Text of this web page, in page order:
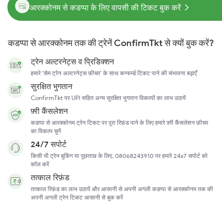
आरक्कोनम से कडप्पा के लिए वापसी की टिकट बुक करें
कडप्पा से आरक्कोनम तक की ट्रेनें ConfirmTkt से क्यों बुक करें?
ट्रेन अल्टरनेट्स व प्रिडिक्शन
हमारे 'सेम ट्रेन अल्टरनेट्स फ़ीचर' के साथ कन्फर्म्ड टिकट पाने की संभावना बढ़ाएँ
सुरक्षित भुगतान
ConfirmTkt पर UPI सहित अन्य सुरक्षित भुगतान विकल्पों का लाभ उठायें
फ़्री कैंसलेशन
कडप्पा से आरक्कोनम ट्रेन टिकट पर पूरा रिफ़ंड पाने के लिए हमारे फ़्री कैंसलेशन फ़ीचर
का विकल्प चुनें
24/7 सपोर्ट
किसी भी ट्रेन बुकिंग या पूछताछ के लिए, 08068243910 पर हमारे 24x7 सपोर्ट को
कॉल करें
तत्काल रिफ़ंड
तत्काल रिफ़ंड का लाभ उठायें और आसानी से अपनी अगली कडप्पा से आरक्कोनम तक की
अपनी अगली ट्रेन टिकट आसानी से बुक करें